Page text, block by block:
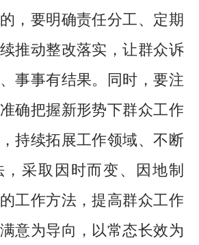
，要明确责任分工、定期
推动整改落实，让群众诉
事事有结果。同时，要注
确把握新形势下群众工作
持续拓展工作领域、不断
采取因时而变、因地制
工作方法，提高群众工作
意为导向，以常态长效为